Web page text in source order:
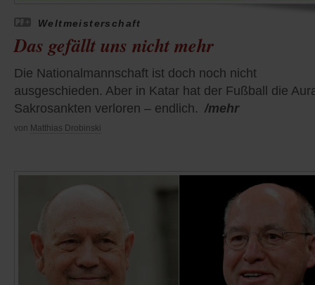
Weltmeisterschaft
Das gefällt uns nicht mehr
Die Nationalmannschaft ist doch noch nicht
ausgeschieden. Aber in Katar hat der Fußball die
Sakrosankten verloren – endlich. /mehr
von Matthias Drobinski